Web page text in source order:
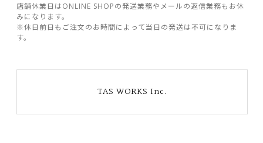
店舗休業日はONLINE SHOPの発送業務やメールの返信業務もお休
みになります。
※休日前日もご注文のお時間によって当日の発送は不可になりま
す。
TAS WORKS Inc.